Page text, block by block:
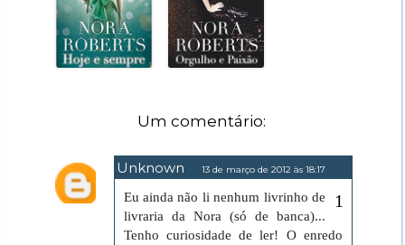
Um comentário:
Unknown 13 de março de 2012 às 18:17
Eu ainda não li nenhum livrinho de
livraria da Nora (só de banca)...
Tenho curiosidade de ler! O enredo